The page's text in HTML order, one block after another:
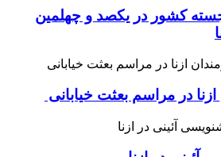
کشور در یکصد و چهلمین
در مراسم بعثت خیابانی